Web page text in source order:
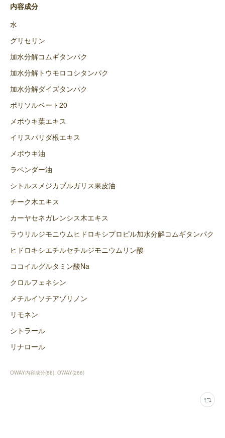
内容成分
水
グリセリン
加水分解コムギタンパク
加水分解トウモロコシタンパク
加水分解ダイズタンパク
ポリソルベート20
メボウキ葉エキス
イリスパリダ根エキス
メボウキ油
ラベンダー油
シトルスメジカブルガリス果皮油
チーク木エキス
カーヤセネガレンシス木エキス
ラウリルジモニウムヒドロキシプロピル加水分解コムギタンパク
ヒドロキシエチルセチルジモニウムリン酸
ココイルグルタミン酸Na
クロルフェネシン
メチルイソチアゾリノン
リモネン
シトラール
リナロール
OWAY内容成分(86) OWAY(266)